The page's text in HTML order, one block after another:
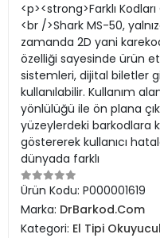
<p><strong>Farklı
<br />Shark MS-50,
zamanda 2D yani
özelliği sayesinde ürün
sistemleri, dijital biletler
kullanılabilir. Kullanım
yönlülüğü ile ön plana
yüzeylerdeki barkodlara
göstererek kullanıcı
dünyada farklı
Ürün Kodu: P000001619
Marka: DrBarkod.Com
Kategori: El Tipi